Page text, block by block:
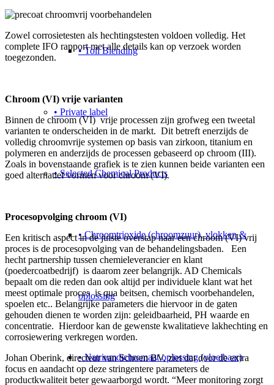
• Toll Blending
• Private label
• Selected Chemical Products
• Chroomtrioxide (chroomzuur), vlokken &
oplossing
• Natriumdichromaat oplossing (vloeibaar)
Zowel corrosietesten als hechtingstesten voldoen volledig. Het
complete IFO rapport met alle details kan op verzoek worden
toegezonden.
Chroom (VI) vrije varianten
Binnen de chroom (VI) vrije processen zijn grofweg een tweetal
varianten te onderscheiden in de markt. Dit betreft enerzijds de
volledig chroomvrije systemen op basis van zirkoon, titanium en
polymeren en anderzijds de processen gebaseerd op chroom (III).
Zoals in bovenstaande grafiek is te zien kunnen beide varianten een
goed alternatief vormen voor chroom (VI).
Procesopvolging chroom (VI)
Een kritisch aspect in de juiste overstap naar een chroom (VI) vrij
proces is de procesopvolging van de behandelingsbaden. Een
hecht partnership tussen chemieleverancier en klant
(poedercoatbedrijf) is daarom zeer belangrijk. AD Chemicals
bepaalt om die reden dan ook altijd per individuele klant wat het
meest optimale proces is qua beitsen, chemisch voorbehandelen,
spoelen etc.. Belangrijke parameters die hiervoor in de gaten
gehouden dienen te worden zijn: geleidbaarheid, PH waarde en
concentratie. Hierdoor kan de gewenste kwalitatieve lakhechting en
corrosiewering verkregen worden.
Johan Oberink, directeur van Schoen BV, ziet dat door de extra
focus en aandacht op deze stringentere parameters de
productkwaliteit beter gewaarborgd wordt. “Meer monitoring zorgt